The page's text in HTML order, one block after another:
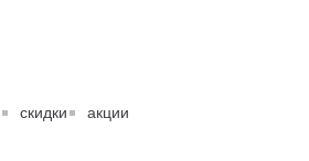
скидки акции